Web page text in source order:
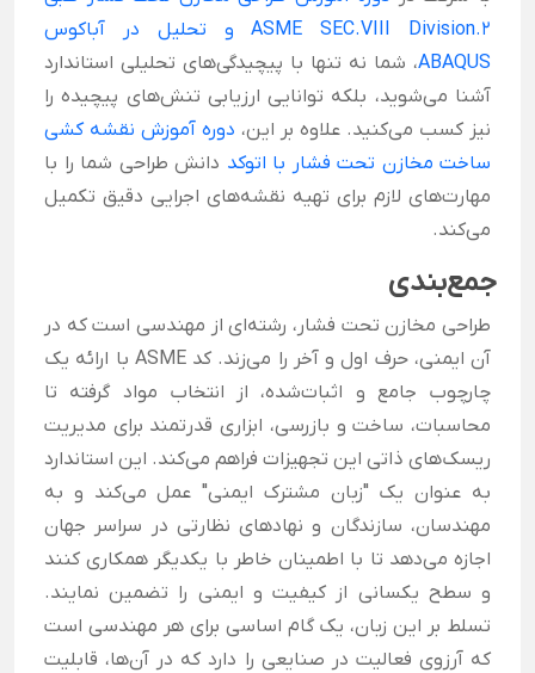
ASME SEC.VIII Division.2 و تحلیل در آباکوس
ABAQUS، شما نه تنها با پیچیدگی‌های تحلیلی استاندارد
آشنا می‌شوید، بلکه توانایی ارزیابی تنش‌های پیچیده را
نیز کسب می‌کنید. علاوه بر این، دوره آموزش نقشه کشی
ساخت مخازن تحت فشار با اتوکد دانش طراحی شما را با
مهارت‌های لازم برای تهیه نقشه‌های اجرایی دقیق تکمیل
می‌کند.
جمع‌بندی
طراحی مخازن تحت فشار، رشته‌ای از مهندسی است که در
آن ایمنی، حرف اول و آخر را می‌زند. کد ASME با ارائه یک
چارچوب جامع و اثبات‌شده، از انتخاب مواد گرفته تا
محاسبات، ساخت و بازرسی، ابزاری قدرتمند برای مدیریت
ریسک‌های ذاتی این تجهیزات فراهم می‌کند. این استاندارد
به عنوان یک "زبان مشترک ایمنی" عمل می‌کند و به
مهندسان، سازندگان و نهادهای نظارتی در سراسر جهان
اجازه می‌دهد تا با اطمینان خاطر با یکدیگر همکاری کنند
و سطح یکسانی از کیفیت و ایمنی را تضمین نمایند.
تسلط بر این زبان، یک گام اساسی برای هر مهندسی است
که آرزوی فعالیت در صنایعی را دارد که در آن‌ها، قابلیت